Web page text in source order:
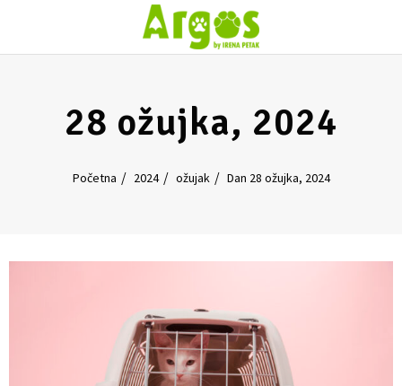
28 ožujka, 2024
Početna 2024 ožujak Dan 28 ožujka, 2024